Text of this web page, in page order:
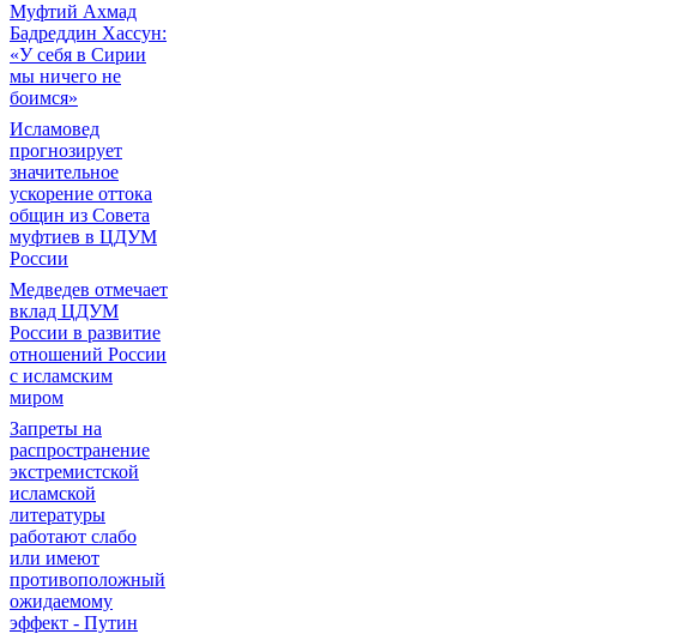
Муфтий Ахмад
Бадреддин Хассун:
«У себя в Сирии
мы ничего не
боимся»
Исламовед
прогнозирует
значительное
ускорение оттока
общин из Совета
муфтиев в ЦДУМ
России
Медведев отмечает
вклад ЦДУМ
России в развитие
отношений России
с исламским
миром
Запреты на
распространение
экстремистской
исламской
литературы
работают слабо
или имеют
противоположный
ожидаемому
эффект - Путин